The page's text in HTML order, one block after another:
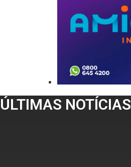
ÚLTIMAS NOTÍCIAS